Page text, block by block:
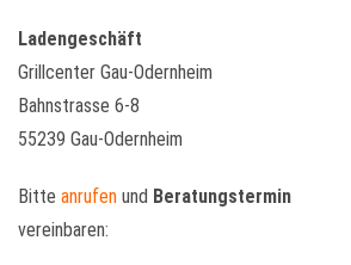
Ladengeschäft
Grillcenter Gau-Odernheim
Bahnstrasse 6-8
55239 Gau-Odernheim
Bitte anrufen und Beratungstermin
vereinbaren: